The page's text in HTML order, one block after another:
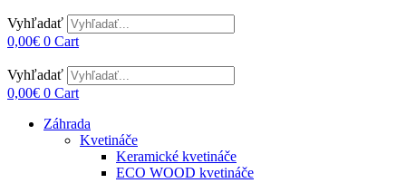
Vyhľadať
0,00€ 0 Cart
Vyhľadať
0,00€ 0 Cart
Záhrada
Kvetináče
Keramické kvetináče
ECO WOOD kvetináče